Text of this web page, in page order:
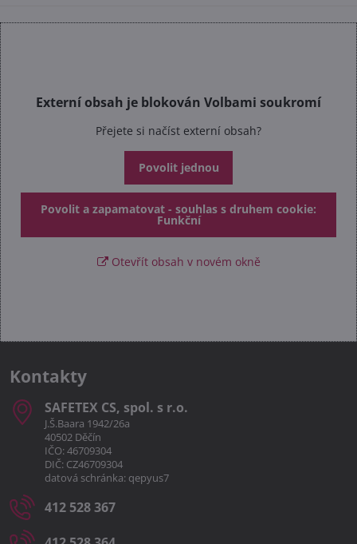
Externí obsah je blokován Volbami soukromí
Přejete si načíst externí obsah?
Povolit jednou
Povolit a zapamatovat - souhlas s druhem cookie:
Funkční
Otevřít obsah v novém okně
Kontakty
SAFETEX CS, spol​. s r​.o​.
J.Š.Baara 1942/26a
40502 Děčín
IČO: 46709304
DIČ: CZ46709304
datová schránka: qepyus7
412 528 367